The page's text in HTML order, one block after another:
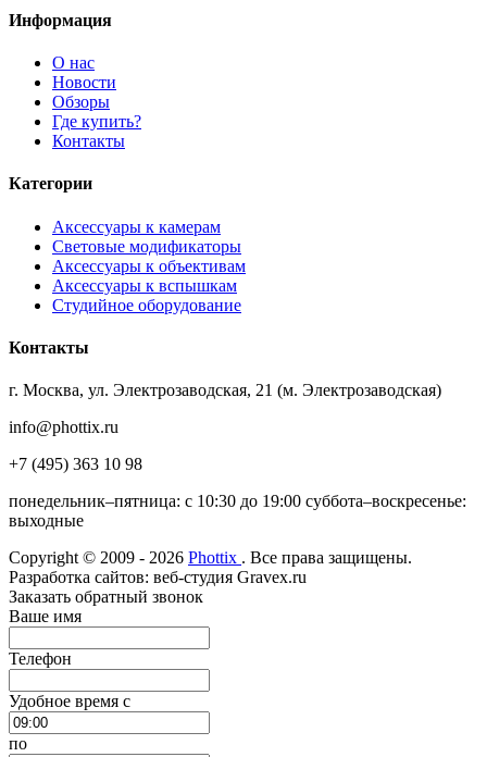
Информация
О нас
Новости
Обзоры
Где купить?
Контакты
Категории
Аксессуары к камерам
Световые модификаторы
Аксессуары к объективам
Аксессуары к вспышкам
Студийное оборудование
Контакты
г. Москва, ул. Электрозаводская, 21 (м. Электрозаводская)
info@phottix.ru
+7 (495) 363 10 98
понедельник–пятница: с 10:30 до 19:00 суббота–воскресенье:
выходные
Copyright © 2009 - 2026 Phottix . Все права защищены.
Разработка сайтов: веб-студия Gravex.ru
Заказать обратный звонок
Ваше имя
Телефон
Удобное время c
по